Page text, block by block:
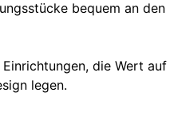
bequem an den
die Wert auf
legen.